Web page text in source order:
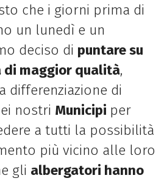
che i giorni prima di
un lunedì e un
deciso di puntare su
di maggior qualità,
differenziazione di
nostri Municipi per
a tutti la possibilità
più vicino alle loro
gli albergatori hanno